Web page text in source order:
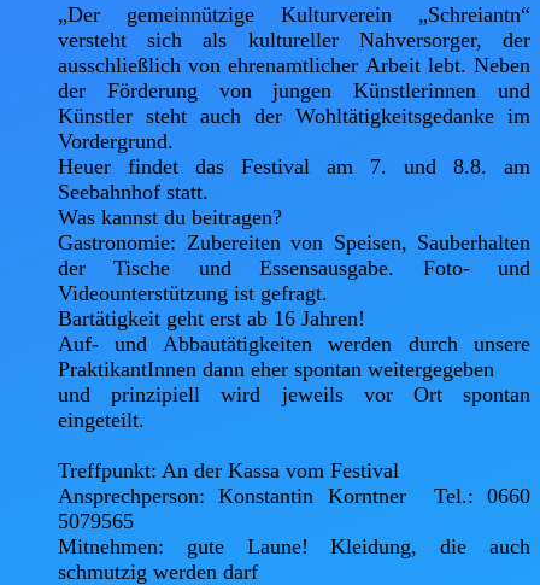
„Der gemeinnützige Kulturverein „Schreiantn“
versteht sich als kultureller Nahversorger, der
ausschließlich von ehrenamtlicher Arbeit lebt. Neben
der Förderung von jungen Künstlerinnen und
Künstler steht auch der Wohltätigkeitsgedanke im
Vordergrund.
Heuer findet das Festival am 7. und 8.8. am
Seebahnhof statt.
Was kannst du beitragen?
Gastronomie: Zubereiten von Speisen, Sauberhalten
der Tische und Essensausgabe. Foto- und
Videounterstützung ist gefragt.
Bartätigkeit geht erst ab 16 Jahren!
Auf- und Abbautätigkeiten werden durch unsere
PraktikantInnen dann eher spontan weitergegeben
und prinzipiell wird jeweils vor Ort spontan
eingeteilt.
Treffpunkt: An der Kassa vom Festival
Ansprechperson: Konstantin Korntner  Tel.: 0660
5079565
Mitnehmen: gute Laune! Kleidung, die auch
schmutzig werden darf